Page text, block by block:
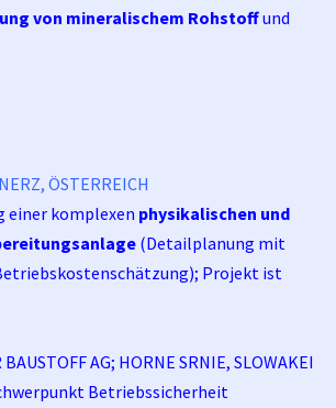
von mineralischem Rohstoffund
ÖSTERREICH
einer komplexen physikalischen und
(Detailplanung mit
Projekt ist
BAUSTOFF AG; HORNE SRNIE, SLOWAKEI
Betriebssicherheit